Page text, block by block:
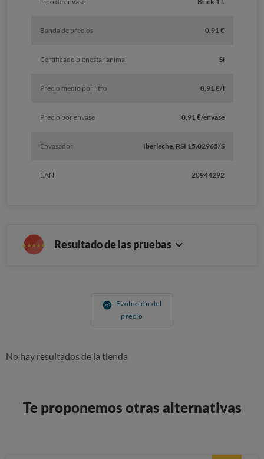
Banda de precios 0.91 €
Certificado bienestar animal Si
Precio medio por litro 0,91 €/l
Precio por envase 0,91 €/envase
Envasador Iberleche, RSI 15.02965/S
EAN 20944292
Resultado de las pruebas
Evolución del
precio
No hay resultados de la tienda
Te proponemos otras alternativas